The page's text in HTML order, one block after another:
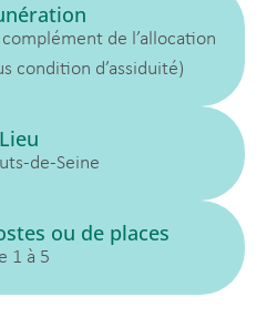
de l’allocation
condition d’assiduité)
Lieu
de-Seine
ou de places
1 à 5